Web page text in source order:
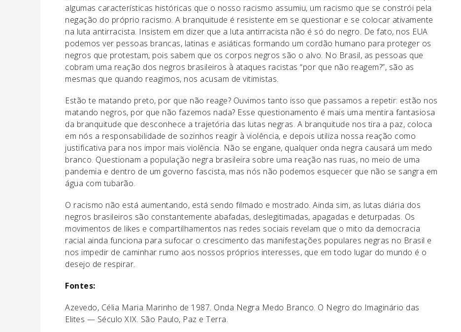
algumas características históricas que o nosso racismo assumiu, um racismo que se constrói pela
negação do próprio racismo. A branquitude é resistente em se questionar e se colocar ativamente
na luta antirracista. Insistem em dizer que a luta antirracista não é só do negro. De fato, nos EUA
podemos ver pessoas brancas, latinas e asiáticas formando um cordão humano para proteger os
negros que protestam, pois sabem que os corpos negros são o alvo. No Brasil, as pessoas que
cobram uma reação dos negros brasileiros à ataques racistas “por que não reagem?”, são as
mesmas que quando reagimos, nos acusam de vitimistas.
Estão te matando preto, por que não reage? Ouvimos tanto isso que passamos a repetir: estão nos
matando negros, por que não fazemos nada? Esse questionamento é mais uma mentira fantasiosa
da branquitude que desconhece a trajetória das lutas negras. A branquitude nos tira a paz, coloca
em nós a responsabilidade de sozinhos reagir à violência, e depois utiliza nossa reação como
justificativa para nos impor mais violência. Não se engane, qualquer onda negra causará um medo
branco. Questionam a população negra brasileira sobre uma reação nas ruas, no meio de uma
pandemia e dentro de um governo fascista, mas nós não podemos esquecer que não se sangra em
água com tubarão.
O racismo não está aumentando, está sendo filmado e mostrado. Ainda sim, as lutas diária dos
negros brasileiros são constantemente abafadas, deslegitimadas, apagadas e deturpadas. Os
movimentos de likes e compartilhamentos nas redes sociais revelam que o mito da democracia
racial ainda funciona para sufocar o crescimento das manifestações populares negras no Brasil e
nos impedir de caminhar rumo aos nossos próprios interesses, que em todo lugar do mundo é o
desejo de respirar.
Fontes:
Azevedo, Célia Maria Marinho de 1987. Onda Negra Medo Branco. O Negro do Imaginário das
Elites — Século XIX. São Paulo, Paz e Terra.